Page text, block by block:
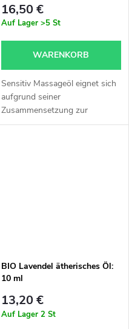
16,50 €
Auf Lager >5 St
WARENKORB
Sensitiv Massageöl eignet sich
aufgrund seiner
Zusammensetzung zur
kosmetischen Massage von
BIO Lavendel ätherisches Öl:
10 ml
13,20 €
Auf Lager 2 St